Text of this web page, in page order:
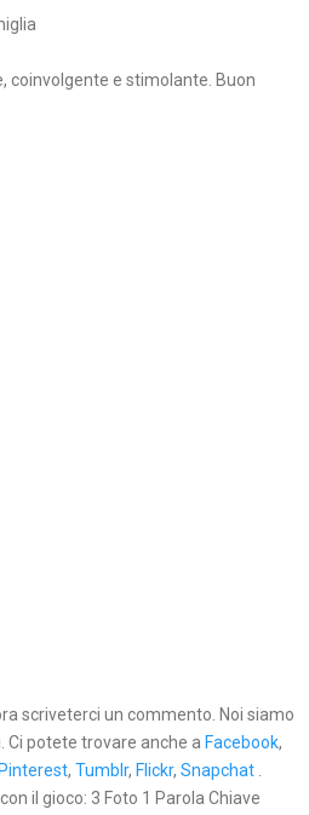
coinvolgente e stimolante. Buon
scriveterci un commento. Noi siamo
Ci potete trovare anche a Facebook,
Pinterest, Tumblr, Flickr, Snapchat.
il gioco: 3 Foto 1 Parola Chiave